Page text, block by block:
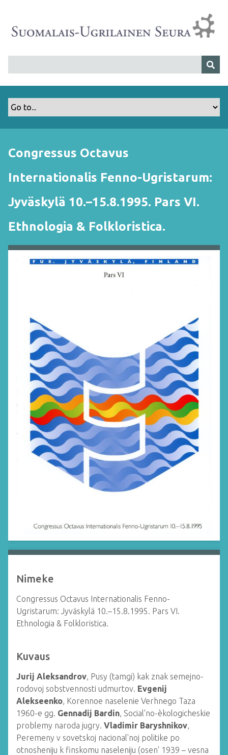
i
Congressus Octavus
Internationalis Fenno-Ugristarum:
Jyväskylä 10.–15.8.1995. Pars VI.
Ethnologia & Folkloristica.
Nimeke
Congressus Octavus Internationalis Fenno-
Ugristarum: Jyväskylä 10.–15.8.1995. Pars VI.
Ethnologia & Folkloristica.
Kuvaus
Jurij Aleksandrov, Pusy (tamgi) kak znak semejno-
rodovoj sobstvennosti udmurtov. Evgenij
Alekseenko, Korennoe naselenie Verhnego Taza
1960-e gg. Gennadij Bardin, Social'no-èkologicheskie
problemy naroda jugry. Vladimir Baryshnikov,
Peremeny v sovetskoj nacional'noj politike po
otnosheniju k finskomu naseleniju (osen' 1939 – vesna